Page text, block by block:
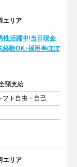
エリア
性活躍中!当日現金
験OK♪採用率ほぼ
額支給
週1日以上 1日8時間以上 シフト自由・自己申告
エリア